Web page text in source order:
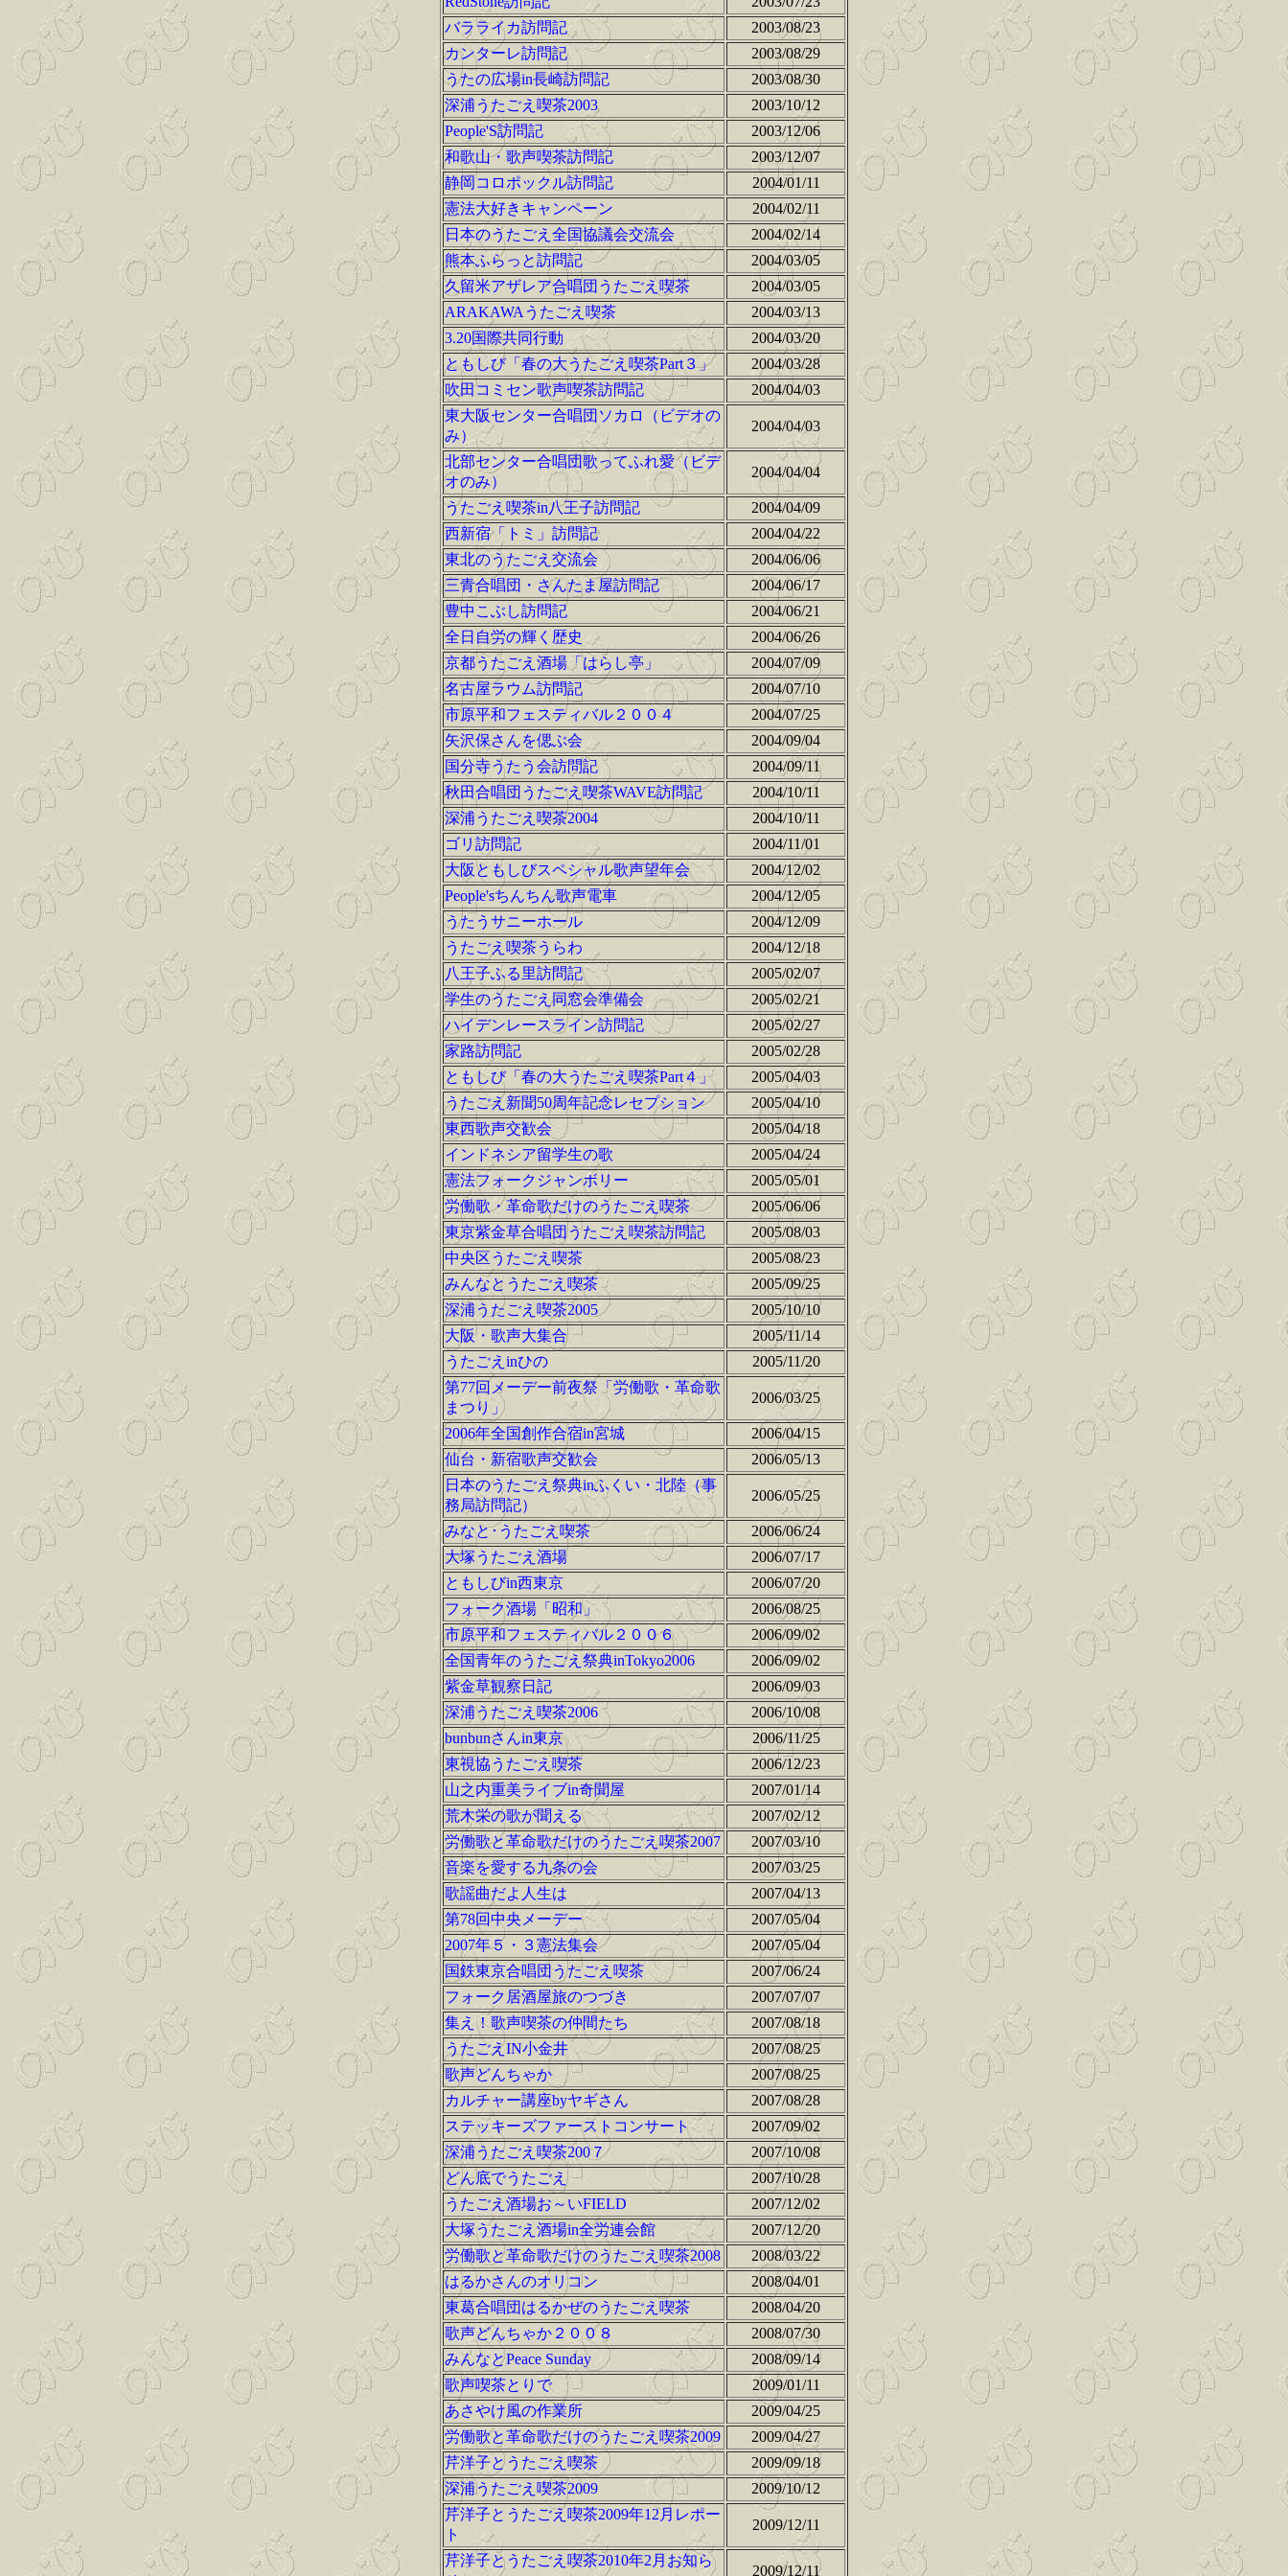
バラライカ訪問記
2003/08/23
カンターレ訪問記
2003/08/29
うたの広場in長崎訪問記
2003/08/30
深浦うたごえ喫茶2003
2003/10/12
People'S訪問記
2003/12/06
和歌山・歌声喫茶訪問記
2003/12/07
静岡コロポックル訪問記
2004/01/11
憲法大好きキャンペーン
2004/02/11
日本のうたごえ全国協議会交流会
2004/02/14
熊本ふらっと訪問記
2004/03/05
久留米アザレア合唱団うたごえ喫茶
2004/03/05
ARAKAWAうたごえ喫茶
2004/03/13
3.20国際共同行動
2004/03/20
ともしび「春の大うたごえ喫茶Part３」
2004/03/28
吹田コミセン歌声喫茶訪問記
2004/04/03
東大阪センター合唱団ソカロ（ビデオの
み）
2004/04/03
北部センター合唱団歌ってふれ愛（ビデ
オのみ）
2004/04/04
うたごえ喫茶in八王子訪問記
2004/04/09
西新宿「トミ」訪問記
2004/04/22
東北のうたごえ交流会
2004/06/06
三青合唱団・さんたま屋訪問記
2004/06/17
豊中こぶし訪問記
2004/06/21
全日自労の輝く歴史
2004/06/26
京都うたごえ酒場「はらし亭」
2004/07/09
名古屋ラウム訪問記
2004/07/10
市原平和フェスティバル２００４
2004/07/25
矢沢保さんを偲ぶ会
2004/09/04
国分寺うたう会訪問記
2004/09/11
秋田合唱団うたごえ喫茶WAVE訪問記
2004/10/11
深浦うたごえ喫茶2004
2004/10/11
ゴリ訪問記
2004/11/01
大阪ともしびスペシャル歌声望年会
2004/12/02
People'sちんちん歌声電車
2004/12/05
うたうサニーホール
2004/12/09
うたごえ喫茶うらわ
2004/12/18
八王子ふる里訪問記
2005/02/07
学生のうたごえ同窓会準備会
2005/02/21
ハイデンレースライン訪問記
2005/02/27
家路訪問記
2005/02/28
ともしび「春の大うたごえ喫茶Part４」
2005/04/03
うたごえ新聞50周年記念レセプション
2005/04/10
東西歌声交歓会
2005/04/18
インドネシア留学生の歌
2005/04/24
憲法フォークジャンボリー
2005/05/01
労働歌・革命歌だけのうたごえ喫茶
2005/06/06
東京紫金草合唱団うたごえ喫茶訪問記
2005/08/03
中央区うたごえ喫茶
2005/08/23
みんなとうたごえ喫茶
2005/09/25
深浦うたごえ喫茶2005
2005/10/10
大阪・歌声大集合
2005/11/14
うたごえinひの
2005/11/20
第77回メーデー前夜祭「労働歌・革命歌
まつり」
2006/03/25
2006年全国創作合宿in宮城
2006/04/15
仙台・新宿歌声交歓会
2006/05/13
日本のうたごえ祭典inふくい・北陸（事
務局訪問記）
2006/05/25
みなと･うたごえ喫茶
2006/06/24
大塚うたごえ酒場
2006/07/17
ともしびin西東京
2006/07/20
フォーク酒場「昭和」
2006/08/25
市原平和フェスティバル２００６
2006/09/02
全国青年のうたごえ祭典inTokyo2006
2006/09/02
紫金草観察日記
2006/09/03
深浦うたごえ喫茶2006
2006/10/08
bunbunさんin東京
2006/11/25
東視協うたごえ喫茶
2006/12/23
山之内重美ライブin奇聞屋
2007/01/14
荒木栄の歌が聞える
2007/02/12
労働歌と革命歌だけのうたごえ喫茶2007
2007/03/10
音楽を愛する九条の会
2007/03/25
歌謡曲だよ人生は
2007/04/13
第78回中央メーデー
2007/05/04
2007年５・３憲法集会
2007/05/04
国鉄東京合唱団うたごえ喫茶
2007/06/24
フォーク居酒屋旅のつづき
2007/07/07
集え！歌声喫茶の仲間たち
2007/08/18
うたごえIN小金井
2007/08/25
歌声どんちゃか
2007/08/25
カルチャー講座byヤギさん
2007/08/28
ステッキーズファーストコンサート
2007/09/02
深浦うたごえ喫茶200７
2007/10/08
どん底でうたごえ
2007/10/28
うたごえ酒場お～いFIELD
2007/12/02
大塚うたごえ酒場in全労連会館
2007/12/20
労働歌と革命歌だけのうたごえ喫茶2008
2008/03/22
はるかさんのオリコン
2008/04/01
東葛合唱団はるかぜのうたごえ喫茶
2008/04/20
歌声どんちゃか２００８
2008/07/30
みんなとPeace Sunday
2008/09/14
歌声喫茶とりで
2009/01/11
あさやけ風の作業所
2009/04/25
労働歌と革命歌だけのうたごえ喫茶2009
2009/04/27
芹洋子とうたごえ喫茶
2009/09/18
深浦うたごえ喫茶2009
2009/10/12
芹洋子とうたごえ喫茶2009年12月レポー
ト
2009/12/11
芹洋子とうたごえ喫茶2010年2月お知ら
2009/12/11